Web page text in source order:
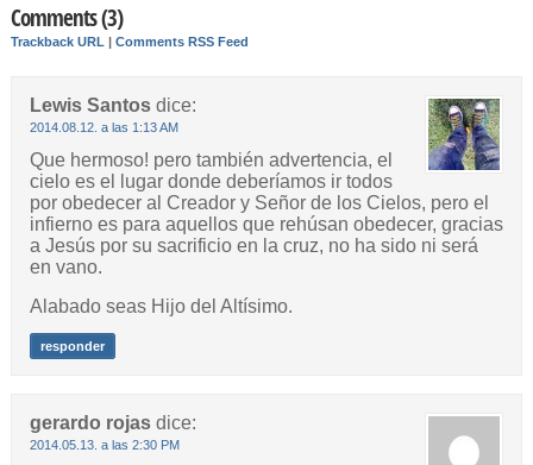
Comments (3)
Trackback URL | Comments RSS Feed
Lewis Santos dice:
2014.08.12. a las 1:13 AM
Que hermoso! pero también advertencia, el
cielo es el lugar donde deberíamos ir todos
por obedecer al Creador y Señor de los Cielos, pero el
infierno es para aquellos que rehúsan obedecer, gracias
a Jesús por su sacrificio en la cruz, no ha sido ni será
en vano.
Alabado seas Hijo del Altísimo.
responder
gerardo rojas dice:
2014.05.13. a las 2:30 PM